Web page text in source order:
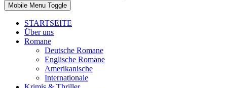
Mobile Menu Toggle
STARTSEITE
Über uns
Romane
Deutsche Romane
Englische Romane
Amerikanische
Internationale